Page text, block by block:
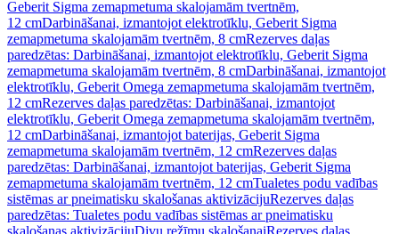
Geberit Sigma zemapmetuma skalojamām tvertnēm,
12 cmDarbināšanai, izmantojot elektrotīklu, Geberit Sigma
zemapmetuma skalojamām tvertnēm, 8 cmRezerves daļas
paredzētas: Darbināšanai, izmantojot elektrotīklu, Geberit Sigma
zemapmetuma skalojamām tvertnēm, 8 cmDarbināšanai, izmantojot
elektrotīklu, Geberit Omega zemapmetuma skalojamām tvertnēm,
12 cmRezerves daļas paredzētas: Darbināšanai, izmantojot
elektrotīklu, Geberit Omega zemapmetuma skalojamām tvertnēm,
12 cmDarbināšanai, izmantojot baterijas, Geberit Sigma
zemapmetuma skalojamām tvertnēm, 12 cmRezerves daļas
paredzētas: Darbināšanai, izmantojot baterijas, Geberit Sigma
zemapmetuma skalojamām tvertnēm, 12 cmTualetes podu vadības
sistēmas ar pneimatisku skalošanas aktivizācijuRezerves daļas
paredzētas: Tualetes podu vadības sistēmas ar pneimatisku
skalošanas aktivizācijuDivu režīmu skalošanaiRezerves daļas